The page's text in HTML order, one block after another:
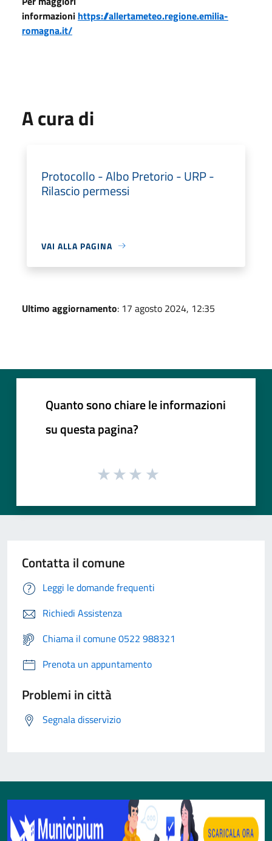
informazioni https://allertameteo.regione.emilia-
romagna.it/
A cura di
Protocollo - Albo Pretorio - URP -
Rilascio permessi
VAI ALLA PAGINA
Ultimo aggiornamento: 17 agosto 2024, 12:35
Quanto sono chiare le informazioni
su questa pagina?
Contatta il comune
Leggi le domande frequenti
Richiedi Assistenza
Chiama il comune 0522 988321
Prenota un appuntamento
Problemi in città
Segnala disservizio